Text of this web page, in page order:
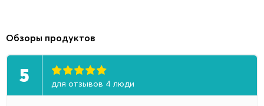
Обзоры продуктов
5 для отзывов 4 люди